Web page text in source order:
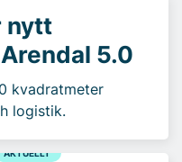
nytt
5.0
kvadratmeter
logistik.
AKTUELLT